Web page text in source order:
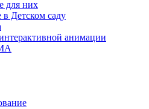
для них
в Детском саду
анимации